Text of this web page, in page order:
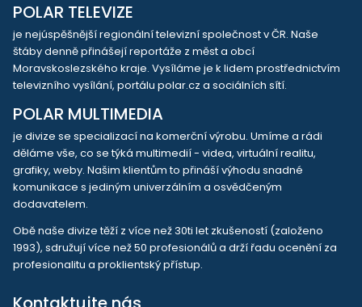
POLAR TELEVIZE
je nejúspěšnější regionální televizní společnost v ČR. Naše
štáby denně přinášejí reportáže z měst a obcí
Moravskoslezského kraje. Vysíláme je k lidem prostřednictvím
televizního vysílání, portálu polar.cz a sociálních sítí.
POLAR MULTIMEDIA
je divize se specializací na komerční výrobu. Umíme a rádi
děláme vše, co se týká multimedií - videa, virtuální realitu,
grafiky, weby. Našim klientům to přináší výhodu snadné
komunikace s jediným univerzálním a osvědčeným
dodavatelem.
Obě naše divize těží z více než 30ti let zkušeností (založeno
1993), sdružují více než 50 profesionálů a drží řadu ocenění za
profesionalitu a proklientský přístup.